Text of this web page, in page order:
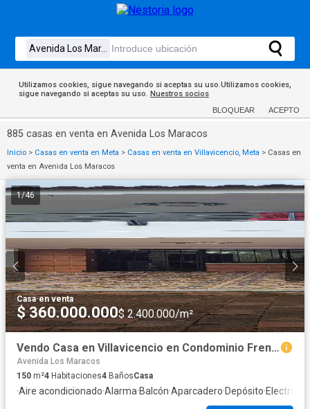
Utilizamos cookies, sigue navegando si aceptas su uso.Utilizamos cookies,
sigue navegando si aceptas su uso. Nuestros socios
BLOQUEAR ACEPTO
885 casas en venta en Avenida Los Maracos
Inicio > Casas en venta en Meta > Casas en venta en Villavicencio, Meta > Casas en
venta en Avenida Los Maracos
1/46
Casa·en venta
$ 360.000.000$ 2.400.000/m²
Vendo Casa en Villavicencio en Condominio Frente a la Universidad Cooperativa
Avenida Los Maracos
150 m²4 Habitaciones4 BañosCasa
·Aire acondicionado·Alarma·Balcón·Aparcadero·Depósito·